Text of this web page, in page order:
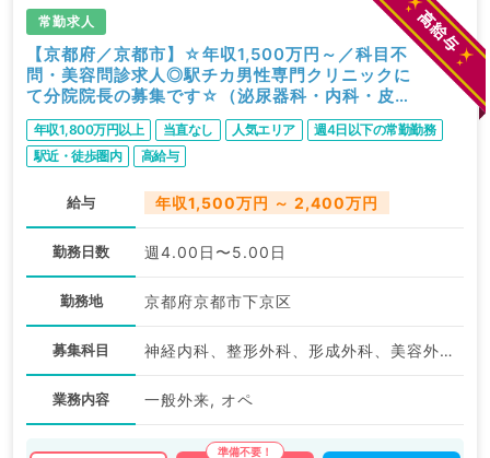
掲載情報以外にも産業医等の企業系求人も多数扱ってい
ます。
求人内容の詳細等はお気軽にお問合せ下さい。
常勤求人
【京都府／京都市】☆年収1,500万円～／科目不
問・美容問診求人◎駅チカ男性専門クリニックに
て分院院長の募集です☆（泌尿器科・内科・皮膚
科／常勤）
年収1,800万円以上 当直なし 人気エリア
週4日以下の常勤勤務
駅近・徒歩圏内
高給与
給与 年収1,500万円 ～ 2,400万円
勤務日数 週4.00日〜5.00日
勤務地 京都府京都市下京区
募集科目 神経内科、整形外科、形成外科、美容外科、脳神経外科、呼吸器外科、皮膚科、泌尿器科、一般内科、循環器内科、呼吸器内科、消化器内科、内分泌・代謝内科、腎臓内科、老年内科、血液内科、外科系全般、一般外科、消化器外科、乳腺外科、膠原病科、スポーツ整形外科、大腸・肛門外科、科目不問
業務内容 一般外来, オペ